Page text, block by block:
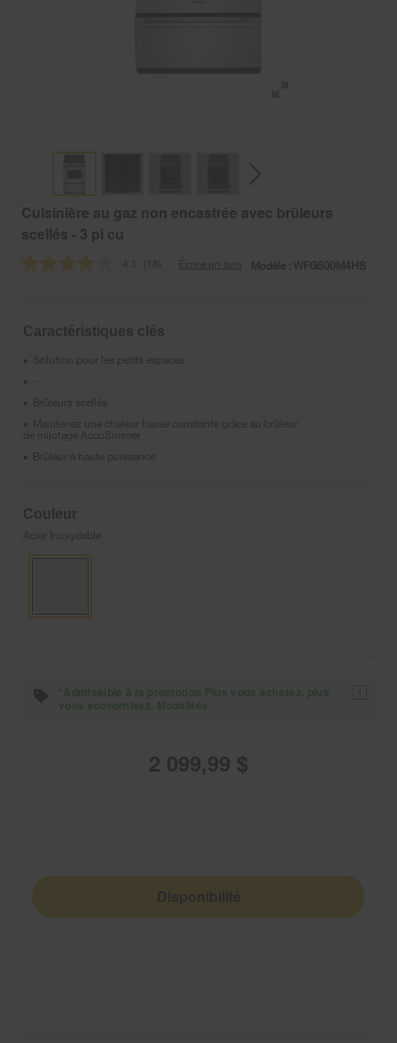
Cuisinière au gaz non encastrée avec brûleurs
scellés - 3 pi cu
4.1 Lire
Lien
vers
la
même
(18) Écrire un avis Modèle : WFG500M4HS
Caractéristiques clés
• Solution pour les petits espaces
• -
• Brûleurs scellés
•
Maintenez une chaleur basse constante grâce au brûleur
de mijotage AccuSimmer
• Brûleur à haute puissance
Couleur
Acier Inoxydable
*Admissible à la promotion Plus vous achetez, plus
vous économisez. Modalités.
1
2 099,99 $